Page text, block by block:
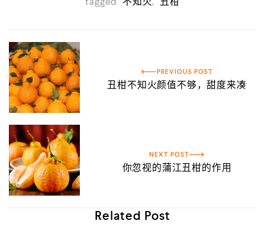
PREVIOUS POST
丑柑不知火颜值不够，甜度来凑
NEXT POST
你忽视的蒲江丑柑的作用
Related Post